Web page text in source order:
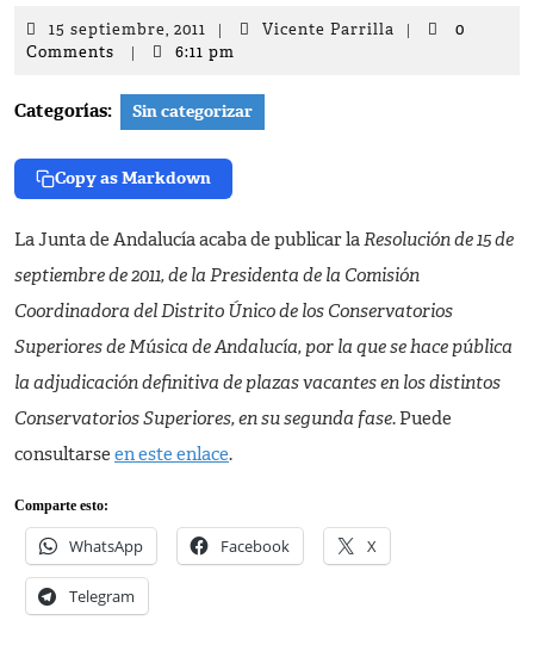
15 septiembre, 2011 15
septiembre,
| Vicente Parrilla Vicente
|
0
Comments
| 6:11 pm
Categorías: Sin categorizar
Copy as Markdown
La Junta de Andalucía acaba de publicar laResolución de 15 de
septiembre de 2011, de la Presidenta de la Comisión
Coordinadora del Distrito Único de los Conservatorios
Superiores de Música de Andalucía, por la que se hace pública
la adjudicación definitiva de plazas vacantes en los distintos
Conservatorios Superiores, en su segunda fase. Puede
consultarse en este enlace.
Comparte esto:
WhatsApp Facebook X
Telegram